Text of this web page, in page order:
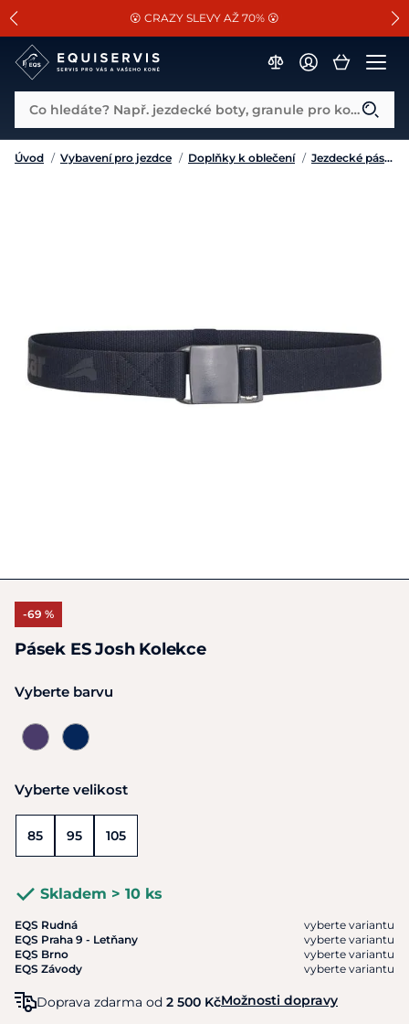
SLEVA 13% na vše od Cassini!
😮 CRAZY SLEVY AŽ 70% 😮
📐Pasování a doplňky k vybraným sedlům ZDARMA 🐴
Co hledáte? Např. jezdecké boty, granule pro koně...
Úvod / Vybavení pro jezdce / Doplňky k oblečení / Jezdecké pásky a opasky
-69 %
Pásek ES Josh Kolekce
Vyberte barvu
Vyberte velikost
85 95 105
Skladem > 10 ks
EQS Rudná
vyberte variantu
EQS Praha 9 - Letňany
vyberte variantu
EQS Brno
vyberte variantu
EQS Závody
vyberte variantu
Doprava zdarma od 2 500 KčMožnosti dopravy